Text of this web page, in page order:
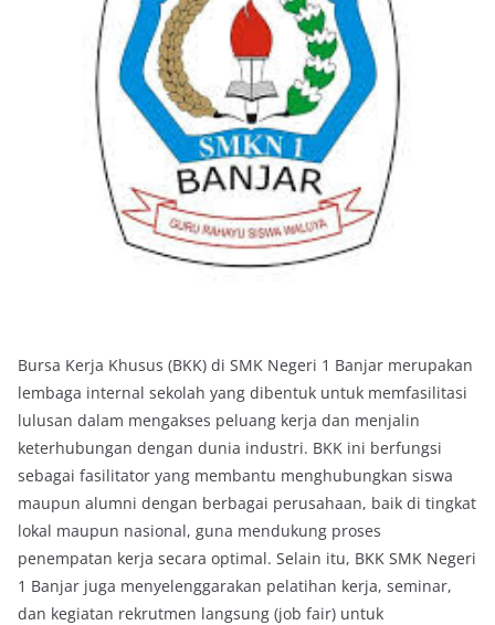
Bursa Kerja Khusus (BKK) di SMK Negeri 1 Banjar merupakan
lembaga internal sekolah yang dibentuk untuk memfasilitasi
lulusan dalam mengakses peluang kerja dan menjalin
keterhubungan dengan dunia industri. BKK ini berfungsi
sebagai fasilitator yang membantu menghubungkan siswa
maupun alumni dengan berbagai perusahaan, baik di tingkat
lokal maupun nasional, guna mendukung proses
penempatan kerja secara optimal. Selain itu, BKK SMK Negeri
1 Banjar juga menyelenggarakan pelatihan kerja, seminar,
dan kegiatan rekrutmen langsung (job fair) untuk